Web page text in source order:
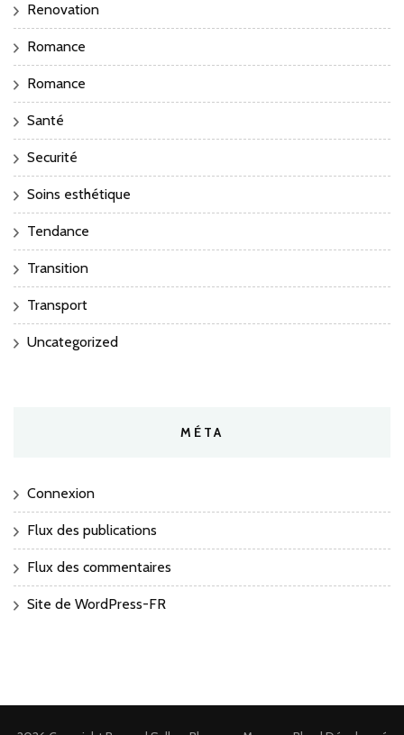
Renovation
Romance
Romance
Santé
Securité
Soins esthétique
Tendance
Transition
Transport
Uncategorized
MÉTA
Connexion
Flux des publications
Flux des commentaires
Site de WordPress-FR